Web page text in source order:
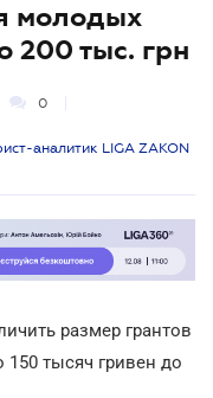
молодых
200 тыс. грн
0
аналитик LIGA ZAKON
размер грантов
тысяч гривен до